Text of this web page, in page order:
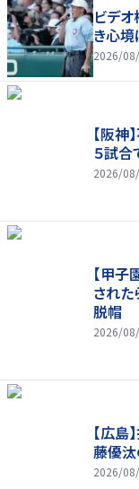
ビデ
き心
2026/
【阪
５試
2026/
【甲
された
脱帽
2026/
【広
藤優汰
2026/